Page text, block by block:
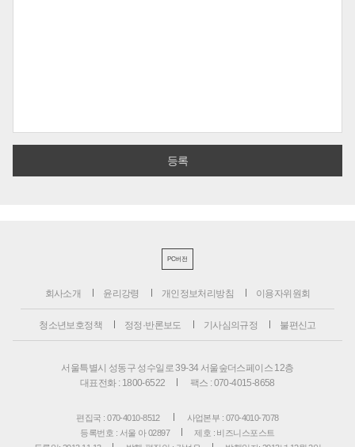
PC버전
회사소개 윤리강령 개인정보처리방침 이용자위원회
청소년보호정책 정정·반론보도 기사심의규정 불편신고
서울특별시 성동구 성수일로 39-34 서울숲더스페이스 12층
대표전화 : 1800-6522
팩스 : 070-4015-8658
편집국 : 070-4010-8512
사업본부 : 070-4010-7078
등록번호 : 서울 아 02897
제호 : 비즈니스포스트